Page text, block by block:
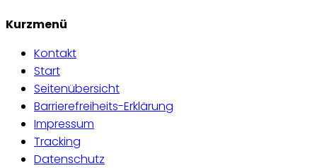
Kurzmenü
Kontakt
Start
Seitenübersicht
Barrierefreiheits-Erklärung
Impressum
Tracking
Datenschutz